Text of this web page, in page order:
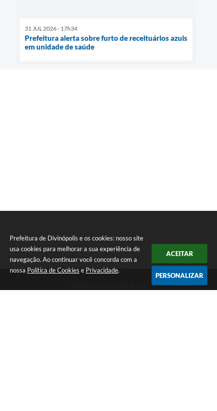
Prefeitura de Divinópolis e os cookies: nosso site
usa cookies para melhorar a sua experiência de
navegação. Ao continuar você concorda com a
nossa Política de Cookies e Privacidade.
ACEITAR
PERSONALIZAR
31 JUL 2026 - 17h34
Prefeitura alerta sobre furto de receituários azuis
em unidade de saúde